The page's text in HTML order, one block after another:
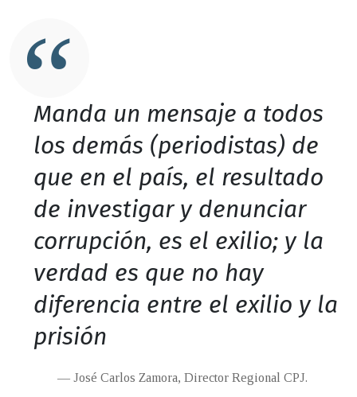
Manda un mensaje a todos
los demás (periodistas) de
que en el país, el resultado
de investigar y denunciar
corrupción, es el exilio; y la
verdad es que no hay
diferencia entre el exilio y la
prisión
José Carlos Zamora, Director Regional CPJ.